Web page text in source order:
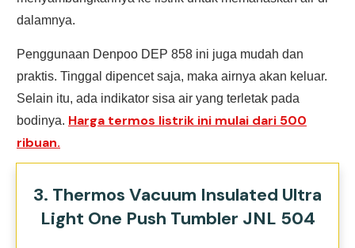
dalamnya.
Penggunaan Denpoo DEP 858 ini juga mudah dan
praktis. Tinggal dipencet saja, maka airnya akan keluar.
Selain itu, ada indikator sisa air yang terletak pada
bodinya. Harga termos listrik ini mulai dari 500
ribuan.
3. Thermos Vacuum Insulated Ultra
Light One Push Tumbler JNL 504